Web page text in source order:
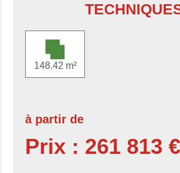
148.42 m²
à partir de
Prix : 261 813